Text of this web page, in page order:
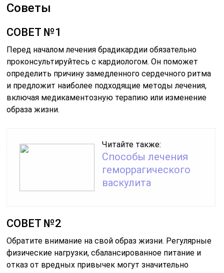
Советы
СОВЕТ №1
Перед началом лечения брадикардии обязательно
проконсультируйтесь с кардиологом. Он поможет
определить причину замедленного сердечного ритма
и предложит наиболее подходящие методы лечения,
включая медикаментозную терапию или изменение
образа жизни.
Читайте также:
Способы лечения
геморрагического
васкулита
СОВЕТ №2
Обратите внимание на свой образ жизни. Регулярные
физические нагрузки, сбалансированное питание и
отказ от вредных привычек могут значительно